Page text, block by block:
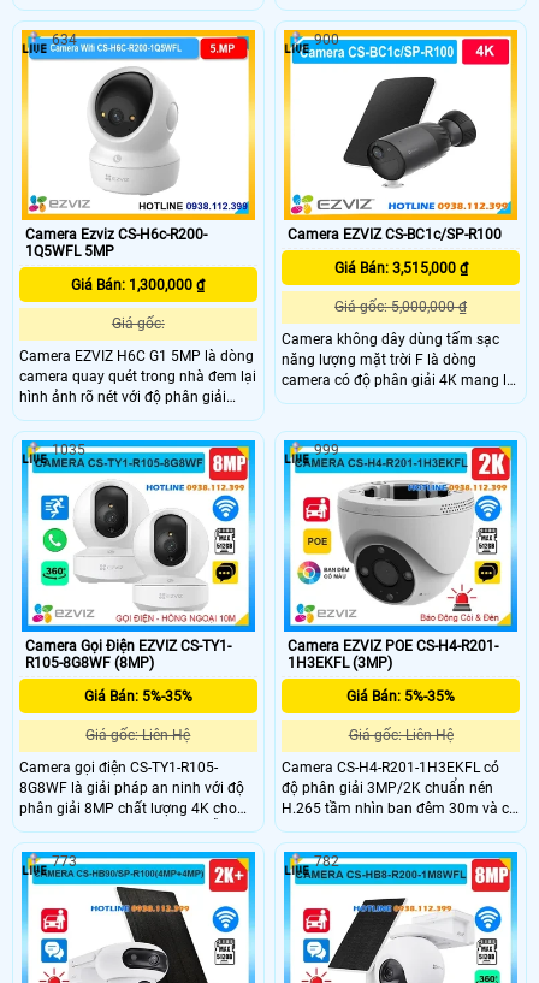
Camera Ezviz CS-H6c-R200-
1Q5WFL 5MP
Giá Bán: 1,300,000 ₫
Giá gốc:
Camera EZVIZ H6C G1 5MP là dòng
camera quay quét trong nhà đem lại
hình ảnh rõ nét với độ phân giải
5MegaPixel. Camera sử dụng cảm
biến 1/3", hỗ trợ WDR và 3D DNR
giúp hình ảnh ổn định. Tích hợp
công nghệ AI phát hiện người thông
minh, kết nối Wi-Fi dễ dàng.Tầm xa
hồng ngoại lên đến 10m phù hợp
cho mọi không gian
634
Camera EZVIZ CS-BC1c/SP-R100
Giá Bán: 3,515,000 ₫
Giá gốc: 5,000,000 ₫
Camera không dây dùng tấm sạc
năng lượng mặt trời F là dòng
camera có độ phân giải 4K mang lại
góc nhìn rộng 135°, pin 10400mAh
lắp đặt dễ dàng,tích hợp đàm thoại
hai chiều và công nghệ AI phát hiện
người thông minh phù hợp lắp đặt
ngoài trời.
900
Camera Gọi Điện EZVIZ CS-TY1-
R105-8G8WF (8MP)
Giá Bán: 5%-35%
Giá gốc: Liên Hệ
Camera gọi điện CS-TY1-R105-
8G8WF là giải pháp an ninh với độ
phân giải 8MP chất lượng 4K cho
hình ảnh sắc nét và chi tiết. Hỗ trợ
quay xoay 360 độ, phát hiện và theo
dõi chuyển động thông minh, cùng
chuẩn nén H.265 giúp tiết kiệm
băng thông. Camera còn tích hợp
micro, loa, hỗ trợ đàm thoại hai
chiều, khe cắm thẻ nhớ đến 512GB,
tầm nhìn hồng ngoại 10m và kết nối
1035
Camera EZVIZ POE CS-H4-R201-
1H3EKFL (3MP)
Giá Bán: 5%-35%
Giá gốc: Liên Hệ
Camera CS-H4-R201-1H3EKFL có
độ phân giải 3MP/2K chuẩn nén
H.265 tầm nhìn ban đêm 30m và có
đèn trợ sáng cho hình ảnh màu
trong phạm vi 20m. Hỗ trợ đàm
thoại hai chiều phát hiện hình dáng
người/phương tiện, cùng chức năng
phòng thủ tích cực với đèn và còi
cảnh báo với chuẩn IP67 bền bỉ, hỗ
trợ thẻ nhớ lên đến 512GB và kết nối
POE.
999
773 782